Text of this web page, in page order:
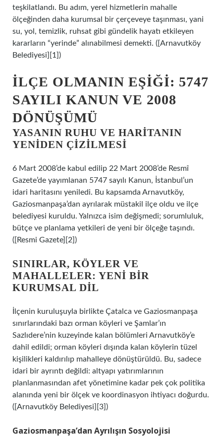
teşkilatlandı. Bu adım, yerel hizmetlerin mahalle
ölçeğinden daha kurumsal bir çerçeveye taşınması, yani
su, yol, temizlik, ruhsat gibi gündelik hayatı etkileyen
kararların “yerinde” alınabilmesi demekti. ([Arnavutköy
Belediyesi][1])
İLÇE OLMANIN EŞIĞI: 5747
SAYILI KANUN VE 2008
DÖNÜŞÜMÜ
YASANIN RUHU VE HARITANIN
YENIDEN ÇIZILMESI
6 Mart 2008’de kabul edilip 22 Mart 2008’de Resmî
Gazete’de yayımlanan 5747 sayılı Kanun, İstanbul’un
idari haritasını yeniledi. Bu kapsamda Arnavutköy,
Gaziosmanpaşa’dan ayrılarak müstakil ilçe oldu ve ilçe
belediyesi kuruldu. Yalnızca isim değişmedi; sorumluluk,
bütçe ve planlama yetkileri de yeni bir ölçeğe taşındı.
([Resmi Gazete][2])
SINIRLAR, KÖYLER VE
MAHALLELER: YENI BIR
KURUMSAL DIL
İlçenin kuruluşuyla birlikte Çatalca ve Gaziosmanpaşa
sınırlarındaki bazı orman köyleri ve Şamlar’ın
Sazlıdere’nin kuzeyinde kalan bölümleri Arnavutköy’e
dahil edildi; orman köyleri dışında kalan köylerin tüzel
kişilikleri kaldırılıp mahalleye dönüştürüldü. Bu, sadece
idari bir ayrıntı değildi: altyapı yatırımlarının
planlanmasından afet yönetimine kadar pek çok politika
alanında yeni bir ölçek ve koordinasyon ihtiyacı doğurdu.
([Arnavutköy Belediyesi][3])
Gaziosmanpaşa’dan Ayrılışın Sosyolojisi